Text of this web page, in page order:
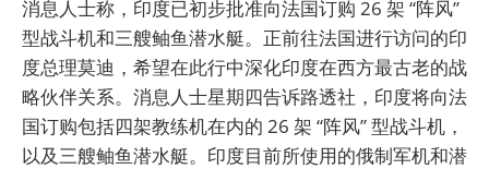
消息人士称，印度已初步批准向法国订购 26 架 “阵风”
型战斗机和三艘鲉鱼潜水艇。正前往法国进行访问的印
度总理莫迪，希望在此行中深化印度在西方最古老的战
略伙伴关系。消息人士星期四告诉路透社，印度将向法
国订购包括四架教练机在内的 26 架 “阵风” 型战斗机，
以及三艘鲉鱼潜水艇。印度目前所使用的俄制军机和潜